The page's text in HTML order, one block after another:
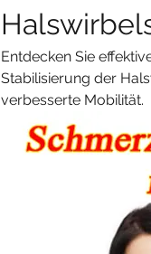
Entdecken Sie
Stabilisierung der
verbesserte Mobilität.